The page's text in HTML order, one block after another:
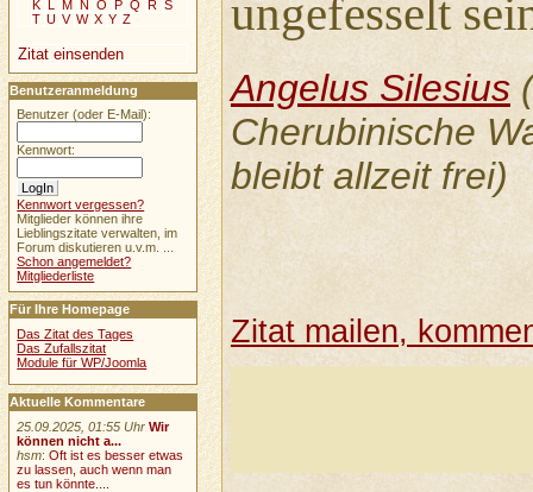
ungefesselt
Angelus Silesius
Cherubinische
bleibt allzeit frei)
Zitat mailen,
K L M N O P Q R S
T U V W X Y Z
Zitat einsenden
Benutzeranmeldung
Benutzer (oder E-Mail):
Kennwort:
Kennwort vergessen?
Mitglieder können ihre
Lieblingszitate verwalten, im
Forum diskutieren u.v.m. ...
Schon angemeldet?
Mitgliederliste
Für Ihre Homepage
Das Zitat des Tages
Das Zufallszitat
Module für WP/Joomla
Aktuelle Kommentare
25.09.2025, 01:55 Uhr Wir
können nicht a...
hsm:Oft ist es besser etwas
zu lassen, auch wenn man
es tun könnte....